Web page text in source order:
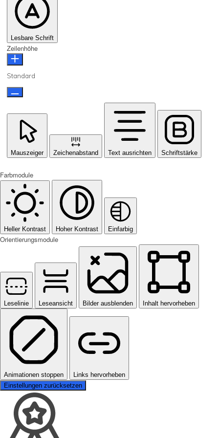
Lesbare Schrift
Zeilenhöhe
Standard
Mauszeiger Zeichenabstand Text ausrichten Schriftstärke
Farbmodule
Heller Kontrast Hoher Kontrast Einfarbig
Orientierungsmodule
Leselinie Leseansicht Bilder ausblenden Inhalt hervorheben
Animationen stoppen
Links hervorheben
Einstellungen zurücksetzen